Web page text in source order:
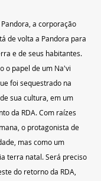
a corporação
de volta a Pandora para
e de seus habitantes.
o papel de um Na'vi
foi sequestrado na
sua cultura, em um
da RDA. Com raízes
o protagonista de
mas como um
terra natal. Será preciso
do retorno da RDA,